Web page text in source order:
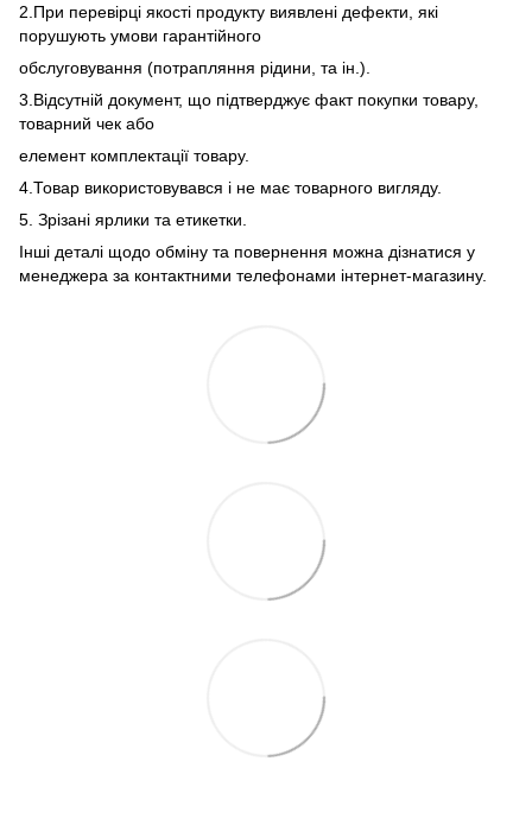
2.При перевірці якості продукту виявлені дефекти, які
порушують умови гарантійного
обслуговування (потрапляння рідини, та ін.).
3.Відсутній документ, що підтверджує факт покупки товару,
товарний чек або
елемент комплектації товару.
4.Товар використовувався і не має товарного вигляду.
5. Зрізані ярлики та етикетки.
Інші деталі щодо обміну та повернення можна дізнатися у
менеджера за контактними телефонами інтернет-магазину.